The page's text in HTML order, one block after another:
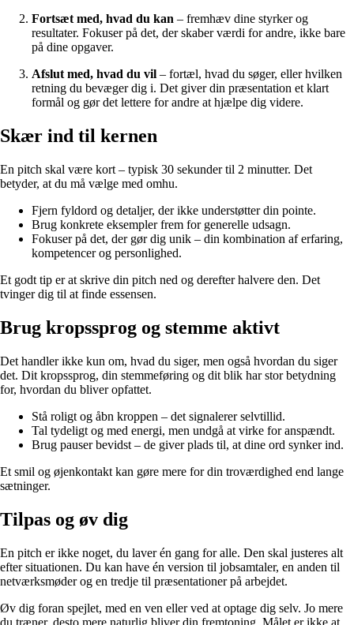
Fortsæt med, hvad du kan – fremhæv dine styrker og
resultater. Fokuser på det, der skaber værdi for andre, ikke bare
på dine opgaver.
Afslut med, hvad du vil – fortæl, hvad du søger, eller hvilken
retning du bevæger dig i. Det giver din præsentation et klart
formål og gør det lettere for andre at hjælpe dig videre.
Skær ind til kernen
En pitch skal være kort – typisk 30 sekunder til 2 minutter. Det
betyder, at du må vælge med omhu.
Fjern fyldord og detaljer, der ikke understøtter din pointe.
Brug konkrete eksempler frem for generelle udsagn.
Fokuser på det, der gør dig unik – din kombination af erfaring,
kompetencer og personlighed.
Et godt tip er at skrive din pitch ned og derefter halvere den. Det
tvinger dig til at finde essensen.
Brug kropssprog og stemme aktivt
Det handler ikke kun om, hvad du siger, men også hvordan du siger
det. Dit kropssprog, din stemmeføring og dit blik har stor betydning
for, hvordan du bliver opfattet.
Stå roligt og åbn kroppen – det signalerer selvtillid.
Tal tydeligt og med energi, men undgå at virke for anspændt.
Brug pauser bevidst – de giver plads til, at dine ord synker ind.
Et smil og øjenkontakt kan gøre mere for din troværdighed end lange
sætninger.
Tilpas og øv dig
En pitch er ikke noget, du laver én gang for alle. Den skal justeres alt
efter situationen. Du kan have én version til jobsamtaler, en anden til
netværksmøder og en tredje til præsentationer på arbejdet.
Øv dig foran spejlet, med en ven eller ved at optage dig selv. Jo mere
du træner, desto mere naturlig bliver din fremtoning. Målet er ikke at